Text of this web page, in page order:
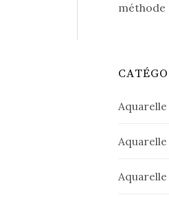
méthode
Aquarelle